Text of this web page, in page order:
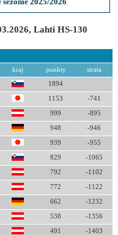
Lahti HS-130
kraj punkty strata
1894
1153 -741
999 -895
948 -946
939 -955
829 -1065
792 -1102
772 -1122
662 -1232
538 -1356
491 -1403